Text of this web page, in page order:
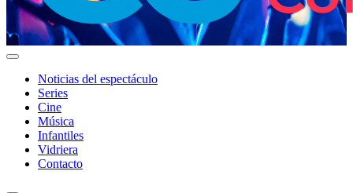
Espectáculo
Noticias del espectáculo
Series
Cine
Música
Infantiles
Vidriera
Contacto